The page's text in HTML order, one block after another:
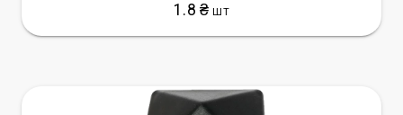
1.8 ₴ШТ